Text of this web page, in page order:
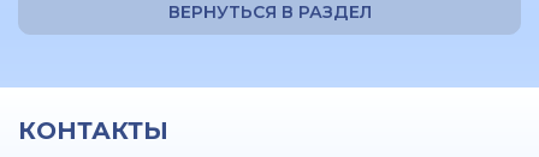
ВЕРНУТЬСЯ В РАЗДЕЛ
КОНТАКТЫ